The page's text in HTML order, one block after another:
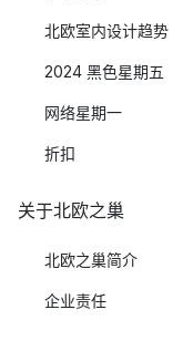
北欧室内设计趋势
2024 黑色星期五
网络星期一
折扣
关于北欧之巢
北欧之巢简介
企业责任